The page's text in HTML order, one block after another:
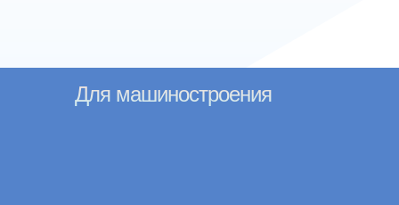
Для машиностроения